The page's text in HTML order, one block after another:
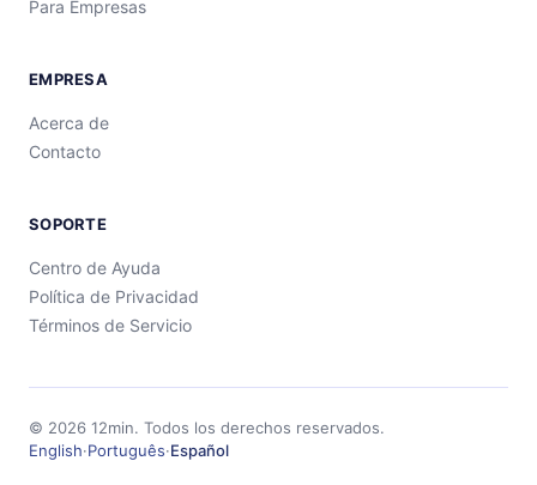
Para Empresas
EMPRESA
Acerca de
Contacto
SOPORTE
Centro de Ayuda
Política de Privacidad
Términos de Servicio
© 2026 12min. Todos los derechos reservados.
English·Português·Español